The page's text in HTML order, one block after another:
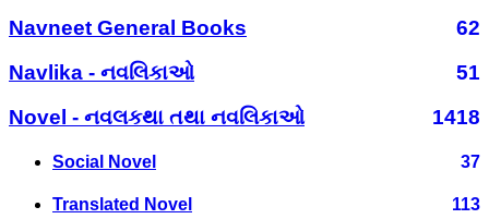
Navneet General Books
62
Navlika - નવલિકાઓ
51
Novel - નવલકથા તથા નવલિકાઓ
1418
Social Novel 37
Translated Novel 113